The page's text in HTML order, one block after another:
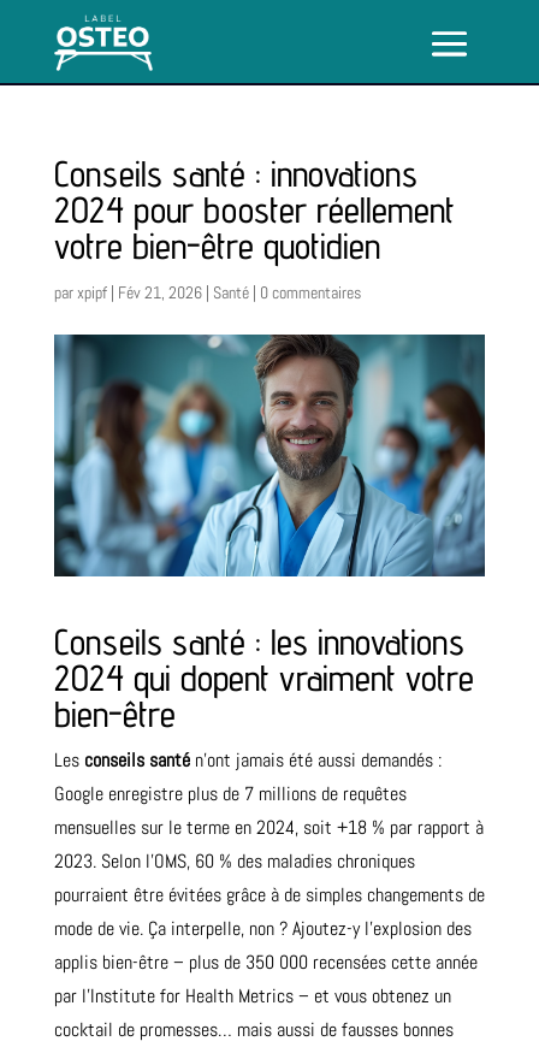
Conseils santé : innovations
2024 pour booster réellement
votre bien-être quotidien
parxpipf| Fév 21, 2026| Santé| 0 commentaires
Conseils santé : les innovations
2024 qui dopent vraiment votre
bien-être
Les conseils santén’ont jamais été aussi demandés :
Google enregistre plus de 7 millions de requêtes
mensuelles sur le terme en 2024, soit +18 % par rapport à
2023. Selon l’OMS, 60 % des maladies chroniques
pourraient être évitées grâce à de simples changements de
mode de vie. Ça interpelle, non ? Ajoutez-y l’explosion des
applis bien-être – plus de 350 000 recensées cette année
par l’Institute for Health Metrics – et vous obtenez un
cocktail de promesses… mais aussi de fausses bonnes